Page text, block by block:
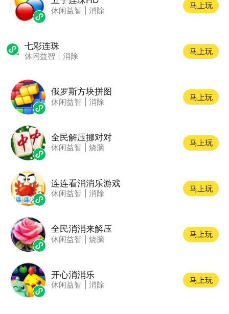
休闲益智 消除
马上玩
七彩连珠
休闲益智 消除
马上玩
俄罗斯方块拼图
休闲益智 消除
马上玩
全民解压挪对对
休闲益智 烧脑
马上玩
连连看消消乐游戏
休闲益智 消除
马上玩
全民消消来解压
休闲益智 烧脑
马上玩
开心消消乐
休闲益智 消除
马上玩